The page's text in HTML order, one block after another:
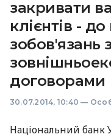
закривати
клієнтів -
зобов'язань
договорами
30.07.2014, 10:40 —
Національний банк